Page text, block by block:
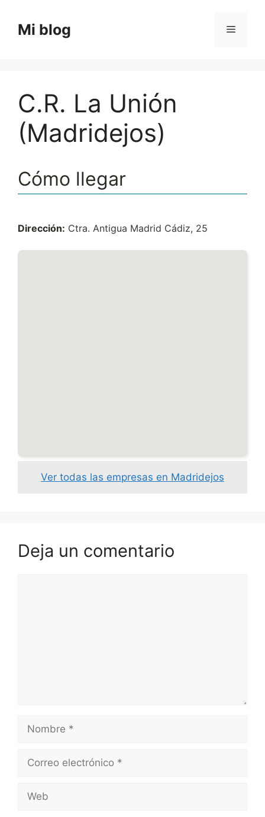
contenido
Mi blog Menú
C.R. La Unión
(Madridejos)
Cómo llegar
Dirección: Ctra. Antigua Madrid Cádiz, 25
Ver todas las empresas en Madridejos
Deja un comentario
Nombre
Correo
Web